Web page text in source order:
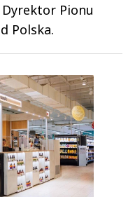
Pionu
Polska.